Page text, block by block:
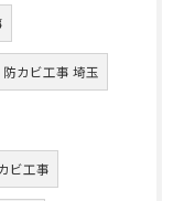
カビ工事 埼玉
ビ工事